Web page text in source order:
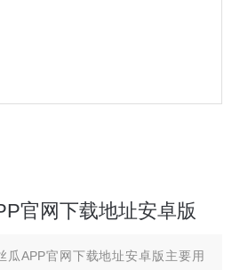
官网下载地址安卓版
瓜APP官网下载地址安卓版主要用